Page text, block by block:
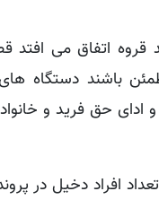
قروه اتفاق می افتد
باشند دستگاه
و ادای حق فرید و
افراد دخیل در